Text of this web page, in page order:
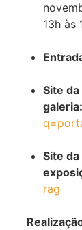
13h às
Site da
galeria:
Site da
rag